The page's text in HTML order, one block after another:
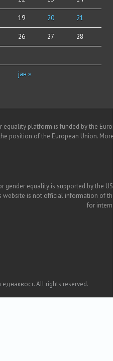
јан »
19 20 21
26 27 28
equality platform is funded by the
position of the European Union.
gender equality is supported by the
is not official information of
for
All rights reserved.